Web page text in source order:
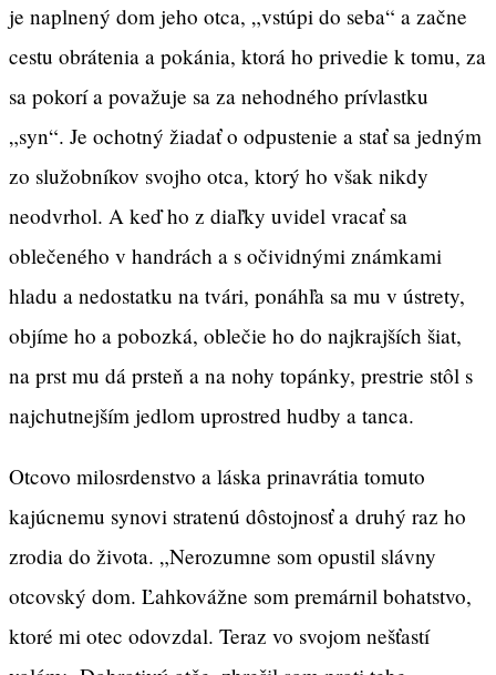
je naplnený dom jeho otca, „vstúpi do seba“ a začne
cestu obrátenia a pokánia, ktorá ho privedie k tomu, za
sa pokorí a považuje sa za nehodného prívlastku
„syn“. Je ochotný žiadať o odpustenie a stať sa jedným
zo služobníkov svojho otca, ktorý ho však nikdy
neodvrhol. A keď ho z diaľky uvidel vracať sa
oblečeného v handrách a s očividnými známkami
hladu a nedostatku na tvári, ponáhľa sa mu v ústrety,
objíme ho a pobozká, oblečie ho do najkrajších šiat,
na prst mu dá prsteň a na nohy topánky, prestrie stôl s
najchutnejším jedlom uprostred hudby a tanca.
Otcovo milosrdenstvo a láska prinavrátia tomuto
kajúcnemu synovi stratenú dôstojnosť a druhý raz ho
zrodia do života. „Nerozumne som opustil slávny
otcovský dom. Ľahkovážne som premárnil bohatstvo,
ktoré mi otec odovzdal. Teraz vo svojom nešťastí